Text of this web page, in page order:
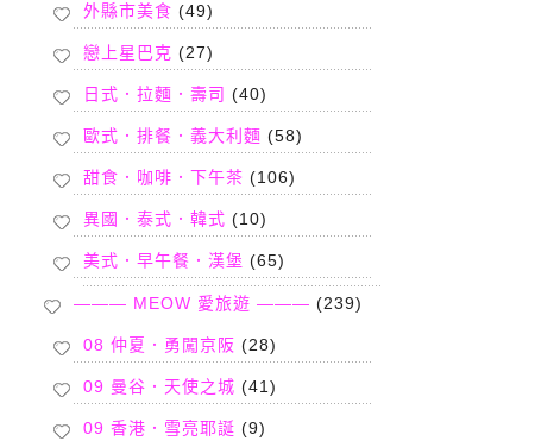
外縣市美食 (49)
戀上星巴克 (27)
日式．拉麵．壽司 (40)
歐式．排餐．義大利麵 (58)
甜食．咖啡．下午茶 (106)
異國．泰式．韓式 (10)
美式．早午餐．漢堡 (65)
——— MEOW 愛旅遊 ——— (239)
08 仲夏．勇闖京阪 (28)
09 曼谷．天使之城 (41)
09 香港．雪亮耶誕 (9)